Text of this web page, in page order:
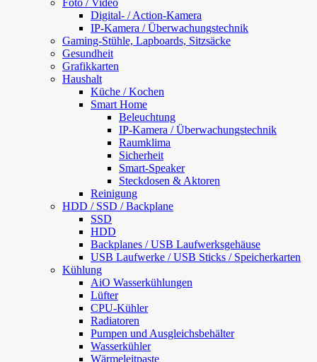
Foto / Video
Digital- / Action-Kamera
IP-Kamera / Überwachungstechnik
Gaming-Stühle, Lapboards, Sitzsäcke
Gesundheit
Grafikkarten
Haushalt
Küche / Kochen
Smart Home
Beleuchtung
IP-Kamera / Überwachungstechnik
Raumklima
Sicherheit
Smart-Speaker
Steckdosen & Aktoren
Reinigung
HDD / SSD / Backplane
SSD
HDD
Backplanes / USB Laufwerksgehäuse
USB Laufwerke / USB Sticks / Speicherkarten
Kühlung
AiO Wasserkühlungen
Lüfter
CPU-Kühler
Radiatoren
Pumpen und Ausgleichsbehälter
Wasserkühler
Wärmeleitpaste